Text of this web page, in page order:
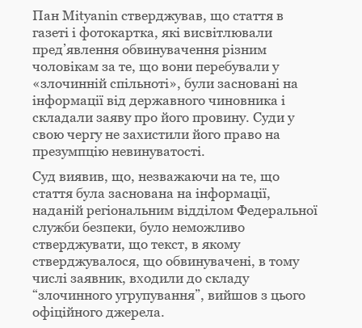
Пан Mityanin стверджував, що стаття в
газеті і фотокартка, які висвітлювали
пред’явлення обвинувачення різним
чоловікам за те, що вони перебували у
«злочинній спільноті», були засновані на
інформації від державного чиновника і
складали заяву про його провину. Суди у
свою чергу не захистили його право на
презумпцію невинуватості.
Суд виявив, що, незважаючи на те, що
стаття була заснована на інформації,
наданій регіональним відділом Федеральної
служби безпеки, було неможливо
стверджувати, що текст, в якому
стверджувалося, що обвинувачені, в тому
числі заявник, входили до складу
“злочинного угрупування”, вийшов з цього
офіційного джерела.